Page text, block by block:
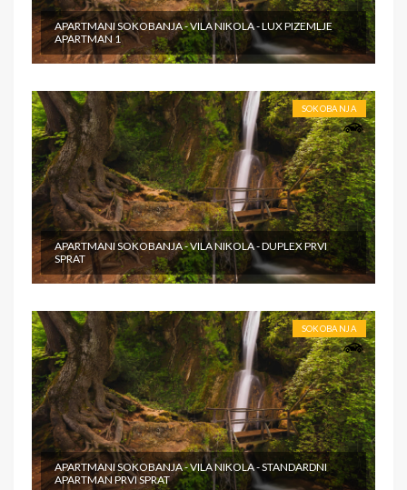
APARTMANI SOKOBANJA - VILA NIKOLA - LUX PIZEMLJE
APARTMAN 1
SOKOBANJA
APARTMANI SOKOBANJA - VILA NIKOLA - DUPLEX PRVI
SPRAT
SOKOBANJA
APARTMANI SOKOBANJA - VILA NIKOLA - STANDARDNI
APARTMAN PRVI SPRAT